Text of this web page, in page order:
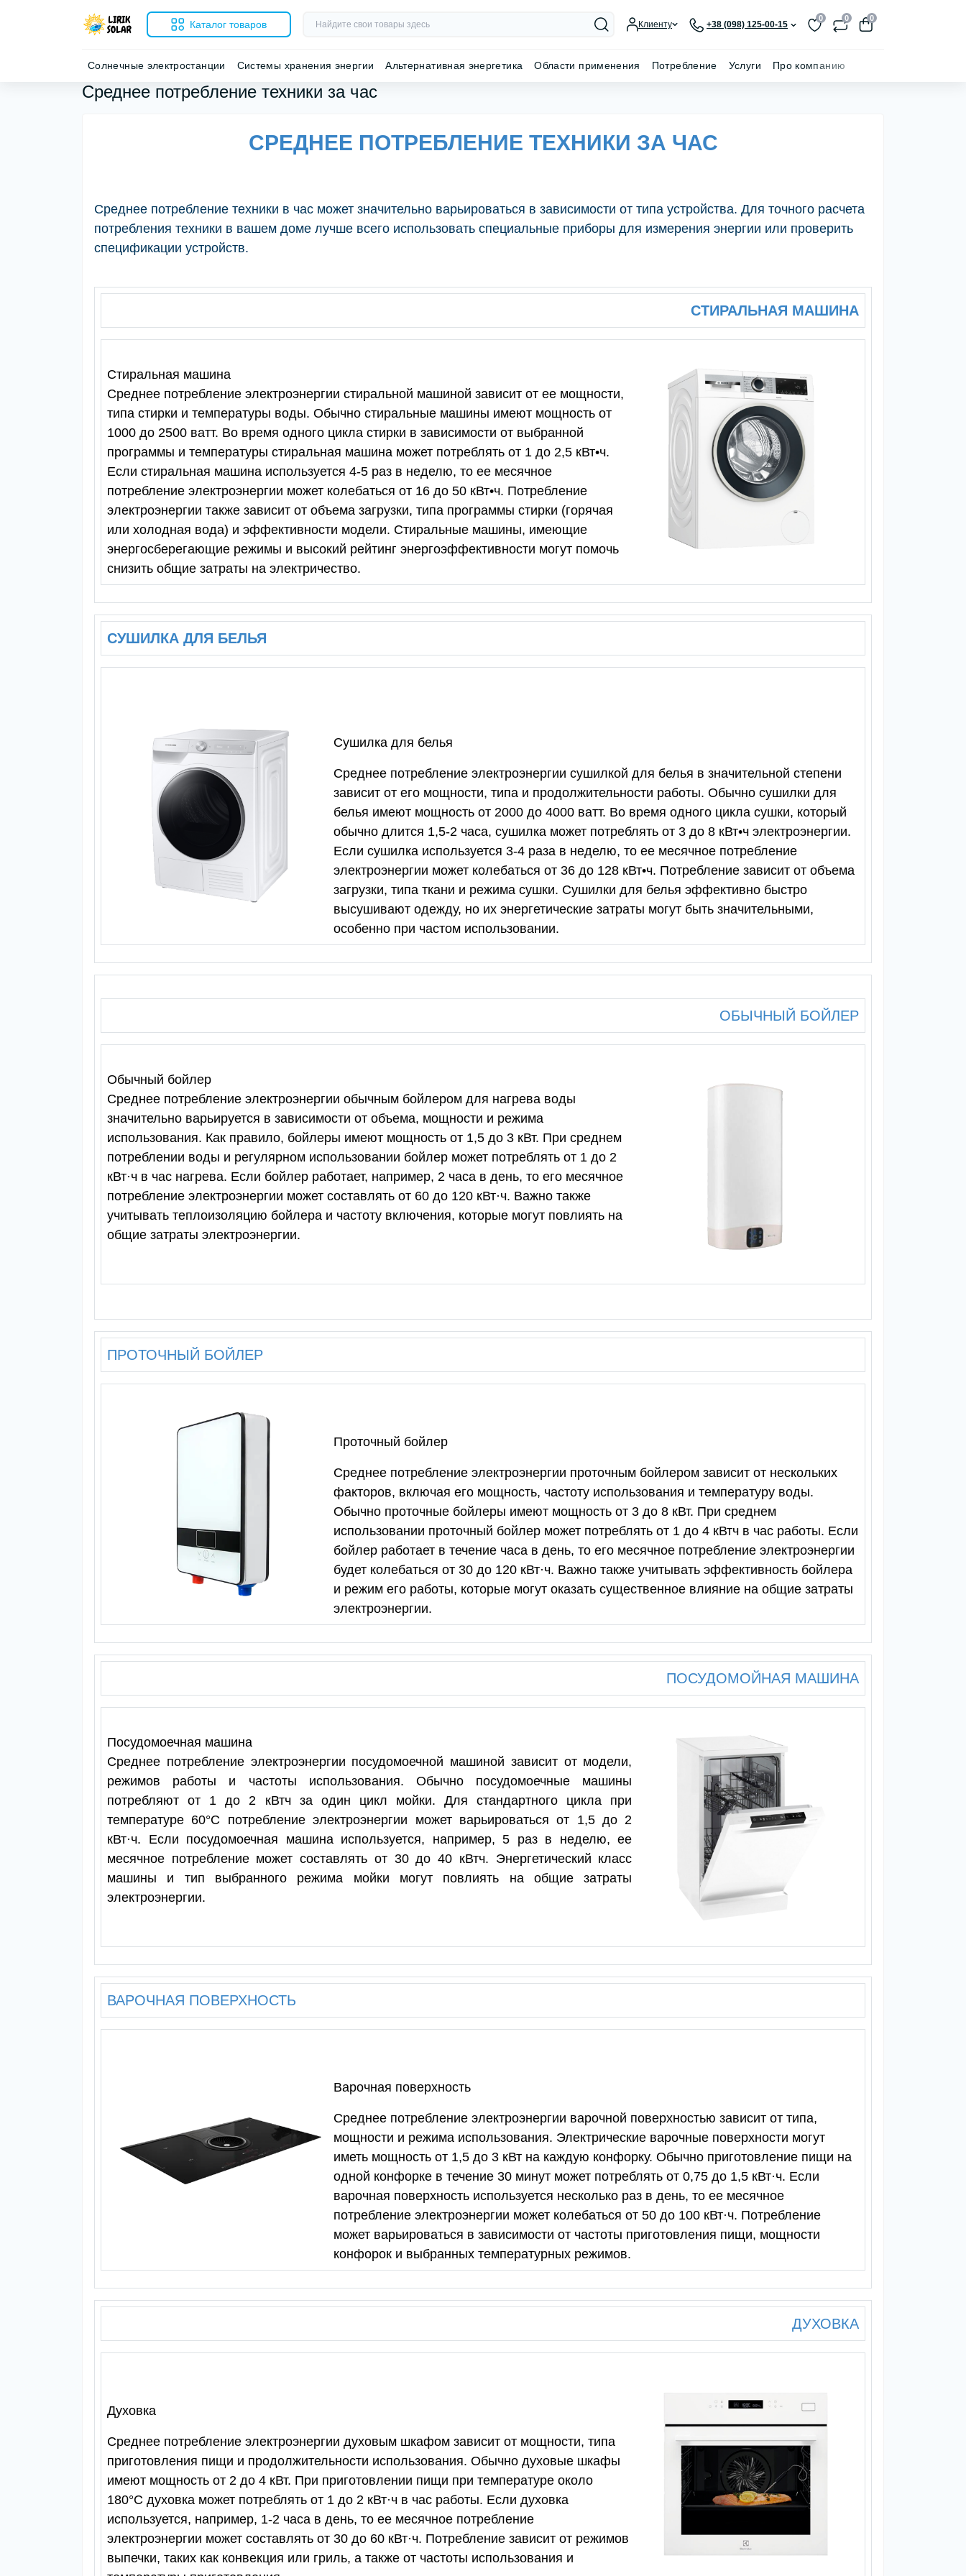
Каталог товаров Клиенту +38 (098) 125-00-15
0 0 0
Солнечные электростанции Системы хранения энергии Альтернативная энергетика Области применения Потребление Услуги Про компанию
Среднее потребление техники за час
СРЕДНЕЕ ПОТРЕБЛЕНИЕ ТЕХНИКИ ЗА ЧАС
Среднее потребление техники в час может значительно варьироваться в зависимости от типа устройства. Для точного расчета
потребления техники в вашем доме лучше всего использовать специальные приборы для измерения энергии или проверить
спецификации устройств.
СТИРАЛЬНАЯ МАШИНА
Стиральная машина
Среднее потребление электроэнергии стиральной машиной зависит от ее мощности,
типа стирки и температуры воды. Обычно стиральные машины имеют мощность от
1000 до 2500 ватт. Во время одного цикла стирки в зависимости от выбранной
программы и температуры стиральная машина может потреблять от 1 до 2,5 кВт•ч.
Если стиральная машина используется 4-5 раз в неделю, то ее месячное
потребление электроэнергии может колебаться от 16 до 50 кВт•ч. Потребление
электроэнергии также зависит от объема загрузки, типа программы стирки (горячая
или холодная вода) и эффективности модели. Стиральные машины, имеющие
энергосберегающие режимы и высокий рейтинг энергоэффективности могут помочь
снизить общие затраты на электричество.
СУШИЛКА ДЛЯ БЕЛЬЯ
Сушилка для белья
Среднее потребление электроэнергии сушилкой для белья в значительной степени
зависит от его мощности, типа и продолжительности работы. Обычно сушилки для
белья имеют мощность от 2000 до 4000 ватт. Во время одного цикла сушки, который
обычно длится 1,5-2 часа, сушилка может потреблять от 3 до 8 кВт•ч электроэнергии.
Если сушилка используется 3-4 раза в неделю, то ее месячное потребление
электроэнергии может колебаться от 36 до 128 кВт•ч. Потребление зависит от объема
загрузки, типа ткани и режима сушки. Сушилки для белья эффективно быстро
высушивают одежду, но их энергетические затраты могут быть значительными,
особенно при частом использовании.
ОБЫЧНЫЙ БОЙЛЕР
Обычный бойлер
Среднее потребление электроэнергии обычным бойлером для нагрева воды
значительно варьируется в зависимости от объема, мощности и режима
использования. Как правило, бойлеры имеют мощность от 1,5 до 3 кВт. При среднем
потреблении воды и регулярном использовании бойлер может потреблять от 1 до 2
кВт·ч в час нагрева. Если бойлер работает, например, 2 часа в день, то его месячное
потребление электроэнергии может составлять от 60 до 120 кВт·ч. Важно также
учитывать теплоизоляцию бойлера и частоту включения, которые могут повлиять на
общие затраты электроэнергии.
ПРОТОЧНЫЙ БОЙЛЕР
Проточный бойлер
Среднее потребление электроэнергии проточным бойлером зависит от нескольких
факторов, включая его мощность, частоту использования и температуру воды.
Обычно проточные бойлеры имеют мощность от 3 до 8 кВт. При среднем
использовании проточный бойлер может потреблять от 1 до 4 кВтч в час работы. Если
бойлер работает в течение часа в день, то его месячное потребление электроэнергии
будет колебаться от 30 до 120 кВт·ч. Важно также учитывать эффективность бойлера
и режим его работы, которые могут оказать существенное влияние на общие затраты
электроэнергии.
ПОСУДОМОЙНАЯ МАШИНА
Посудомоечная машина
Среднее потребление электроэнергии посудомоечной машиной зависит от модели,
режимов работы и частоты использования. Обычно посудомоечные машины
потребляют от 1 до 2 кВтч за один цикл мойки. Для стандартного цикла при
температуре 60°C потребление электроэнергии может варьироваться от 1,5 до 2
кВт·ч. Если посудомоечная машина используется, например, 5 раз в неделю, ее
месячное потребление может составлять от 30 до 40 кВтч. Энергетический класс
машины и тип выбранного режима мойки могут повлиять на общие затраты
электроэнергии.
ВАРОЧНАЯ ПОВЕРХНОСТЬ
Варочная поверхность
Среднее потребление электроэнергии варочной поверхностью зависит от типа,
мощности и режима использования. Электрические варочные поверхности могут
иметь мощность от 1,5 до 3 кВт на каждую конфорку. Обычно приготовление пищи на
одной конфорке в течение 30 минут может потреблять от 0,75 до 1,5 кВт·ч. Если
варочная поверхность используется несколько раз в день, то ее месячное
потребление электроэнергии может колебаться от 50 до 100 кВт·ч. Потребление
может варьироваться в зависимости от частоты приготовления пищи, мощности
конфорок и выбранных температурных режимов.
ДУХОВКА
Духовка
Среднее потребление электроэнергии духовым шкафом зависит от мощности, типа
приготовления пищи и продолжительности использования. Обычно духовые шкафы
имеют мощность от 2 до 4 кВт. При приготовлении пищи при температуре около
180°C духовка может потреблять от 1 до 2 кВт·ч в час работы. Если духовка
используется, например, 1-2 часа в день, то ее месячное потребление
электроэнергии может составлять от 30 до 60 кВт·ч. Потребление зависит от режимов
выпечки, таких как конвекция или гриль, а также от частоты использования и